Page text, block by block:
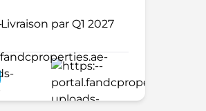
Livraison par Q1 2027